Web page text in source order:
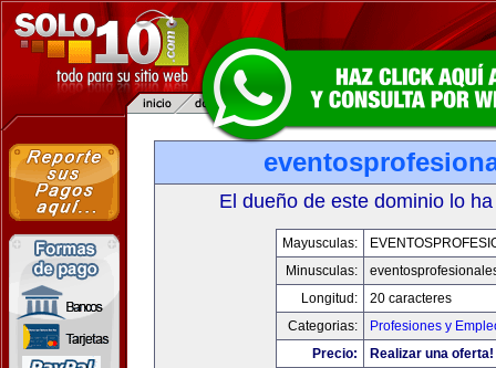
El dueño de este dominio lo
Mayusculas:
Minusculas:
Longitud:
20 caracteres
Categorias:
Profesiones y
Precio:
Realizar una oferta!